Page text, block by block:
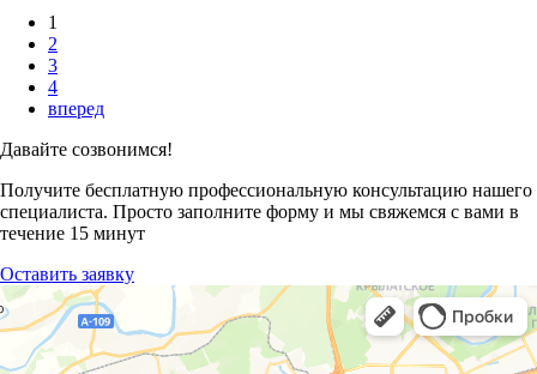
1
2
3
4
вперед
Давайте созвонимся!
Получите бесплатную профессиональную консультацию нашего
специалиста. Просто заполните форму и мы свяжемся с вами в
течение 15 минут
Оставить заявку